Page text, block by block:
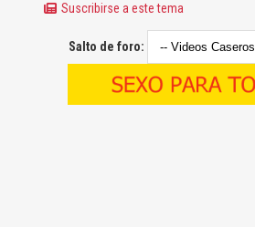
Suscribirse a este tema
Salto de foro: